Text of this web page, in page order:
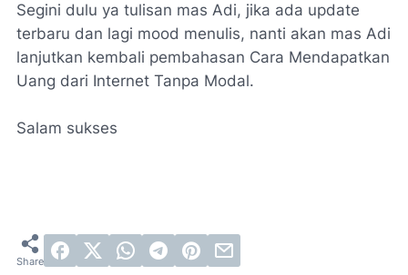
Segini dulu ya tulisan mas Adi, jika ada update
terbaru dan lagi mood menulis, nanti akan mas Adi
lanjutkan kembali pembahasan Cara Mendapatkan
Uang dari Internet Tanpa Modal.
Salam sukses